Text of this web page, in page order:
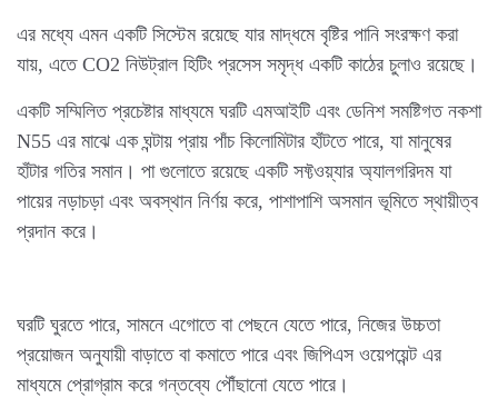
এর মধ্যে এমন একটি সিস্টেম রয়েছে যার মাদ্ধমে বৃষ্টির পানি সংরক্ষণ করা
যায়, এতে CO2 নিউট্রাল হিটিং প্রসেস সমৃদ্ধ একটি কাঠের চুলাও রয়েছে।
একটি সম্মিলিত প্রচেষ্টার মাধ্যমে ঘরটি এমআইটি এবং ডেনিশ সমষ্টিগত নকশা
N55 এর মাঝে এক ঘন্টায় প্রায় পাঁচ কিলোমিটার হাঁটতে পারে, যা মানুষের
হাঁটার গতির সমান। পা গুলোতে রয়েছে একটি সফ্টওয়্যার অ্যালগরিদম যা
পায়ের নড়াচড়া এবং অবস্থান নির্ণয় করে, পাশাপাশি অসমান ভূমিতে স্থায়ীত্ব
প্রদান করে।
ঘরটি ঘুরতে পারে, সামনে এগোতে বা পেছনে যেতে পারে, নিজের উচ্চতা
প্রয়োজন অনুযায়ী বাড়াতে বা কমাতে পারে এবং জিপিএস ওয়েপয়েন্ট এর
মাধ্যমে প্রোগ্রাম করে গন্তব্যে পৌঁছানো যেতে পারে।